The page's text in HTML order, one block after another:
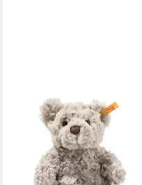
Kuscheltier Honey Teddybär,
18 cm, grau
ab 26,15 €
lieferbar - in 2-3 Werktagen bei dir